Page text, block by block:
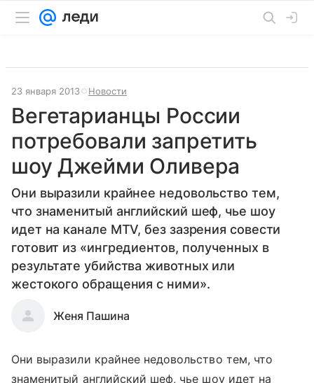
23 января 2013 Новости
Вегетарианцы России
потребовали запретить
шоу Джейми Оливера
Они выразили крайнее недовольство тем,
что знаменитый английский шеф, чье шоу
идет на канале MTV, без зазрения совести
готовит из «ингредиентов, полученных в
результате убийства животных или
жестокого обращения с ними».
Женя Пашина
Они выразили крайнее недовольство тем, что
знаменитый английский шеф, чье шоу идет на